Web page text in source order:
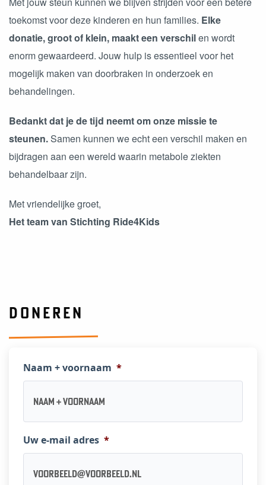
toekomst voor deze kinderen en hun families. Elke
donatie, groot of klein, maakt een verschilen wordt
enorm gewaardeerd. Jouw hulp is essentieel voor het
mogelijk maken van doorbraken in onderzoek en
behandelingen.
Bedankt dat je de tijd neemt om onze missie te
steunen.Samen kunnen we echt een verschil maken en
bijdragen aan een wereld waarin metabole ziekten
behandelbaar zijn.
Met vriendelijke groet,
Het team van Stichting Ride4Kids
DONEREN
Naam + voornaam *
Uw e-mail adres *